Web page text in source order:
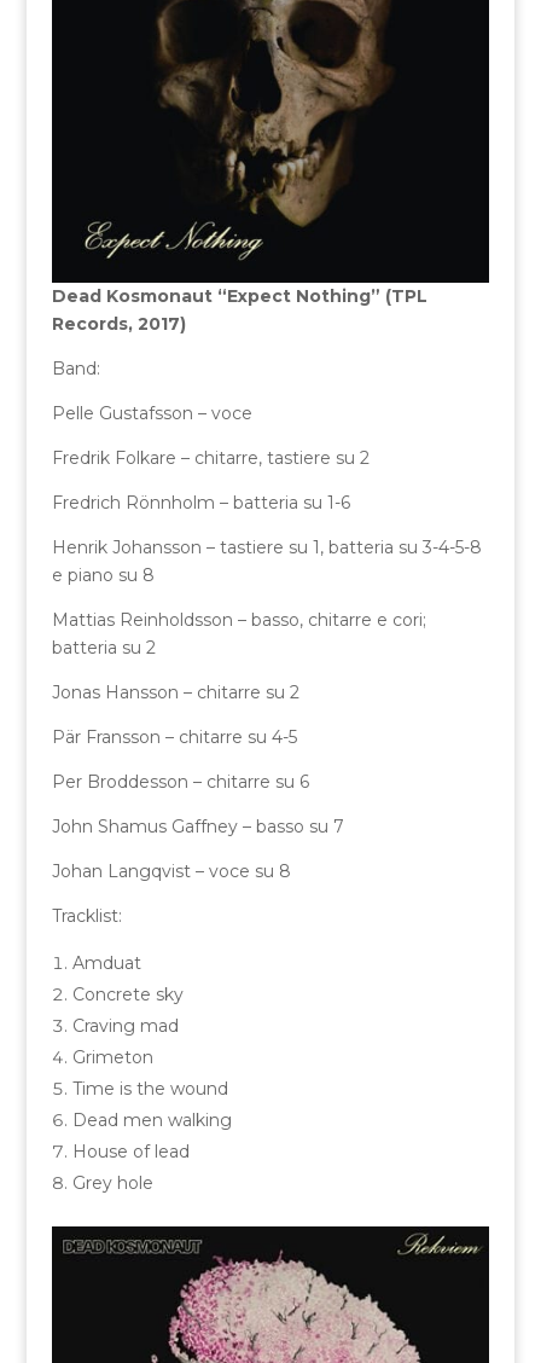
Dead Kosmonaut “Expect Nothing” (TPL
Records, 2017)
Band:
Pelle Gustafsson – voce
Fredrik Folkare – chitarre, tastiere su 2
Fredrich Rönnholm – batteria su 1-6
Henrik Johansson – tastiere su 1, batteria su 3-4-5-8
e piano su 8
Mattias Reinholdsson – basso, chitarre e cori;
batteria su 2
Jonas Hansson – chitarre su 2
Pär Fransson – chitarre su 4-5
Per Broddesson – chitarre su 6
John Shamus Gaffney – basso su 7
Johan Langqvist – voce su 8
Tracklist:
Amduat
Concrete sky
Craving mad
Grimeton
Time is the wound
Dead men walking
House of lead
Grey hole